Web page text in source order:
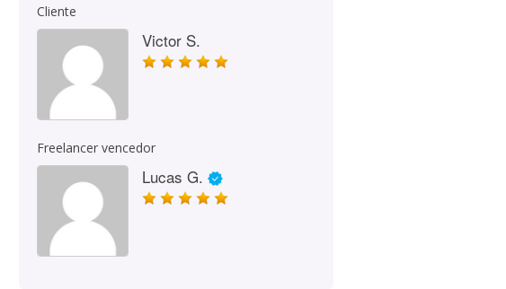
Cliente
Victor S.
Freelancer vencedor
Lucas G.